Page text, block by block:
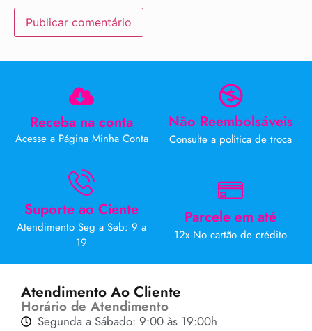
Receba na conta
Acesse a Página Minha Conta
Não Reembolsáveis
Consulte a politica de troca
Suporte ao Ciente
Atendimento Seg a Seb: 9 a
19
Parcele em até
12x No cartão de crédito
Atendimento Ao Cliente
Horário de Atendimento
Segunda a Sábado: 9:00 às 19:00h